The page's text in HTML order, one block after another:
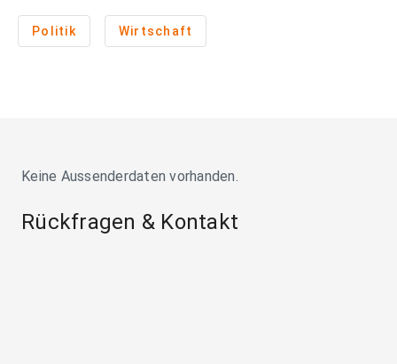
Politik Wirtschaft
Keine Aussenderdaten vorhanden.
Rückfragen & Kontakt